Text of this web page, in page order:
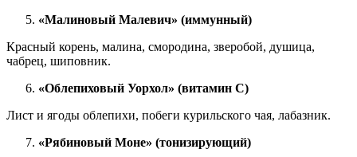
«Малиновый Малевич» (иммунный)
Красный корень, малина, смородина, зверобой, душица,
чабрец, шиповник.
«Облепиховый Уорхол» (витамин С)
Лист и ягоды облепихи, побеги курильского чая, лабазник.
«Рябиновый Моне» (тонизирующий)